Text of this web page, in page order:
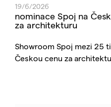
19/6/2026
nominace Spoj na
za architekturu
Showroom Spoj mezi 25
Českou cenu za